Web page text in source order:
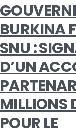
BURKINA
SNU :
D’UN
MILLIONS
POUR LE